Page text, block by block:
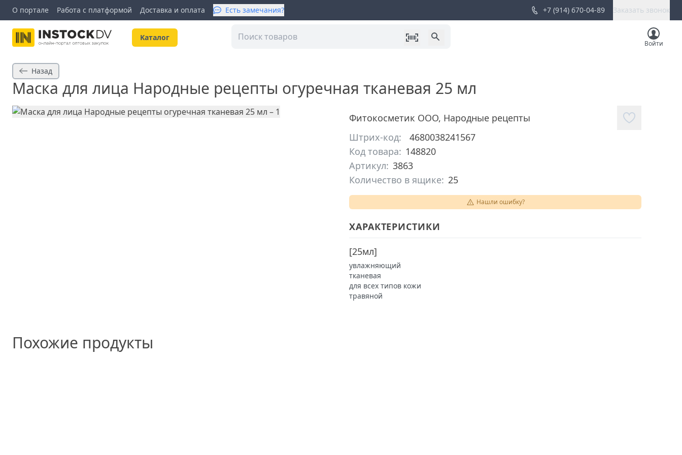
О портале Работа с платформой Доставка и оплата Есть замечания? +7 (914) 670-04-89 Заказать звонок
Kаталог
Войти
Назад
Маска для лица Народные рецепты огуречная тканевая 25 мл
Фитокосметик ООО, Народные рецепты
Штрих-код:
4680038241567
Код товара: 148820
Артикул: 3863
Количество в ящике: 25
Нашли ошибку?
ХАРАКТЕРИСТИКИ
[25мл]
увлажняющий
тканевая
для всех типов кожи
травяной
Похожие продукты